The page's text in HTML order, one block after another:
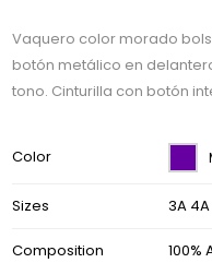
Vaquero color morado
botón metálico en
tono. Cinturilla con botón
Color
Sizes 3A
Composition 100%